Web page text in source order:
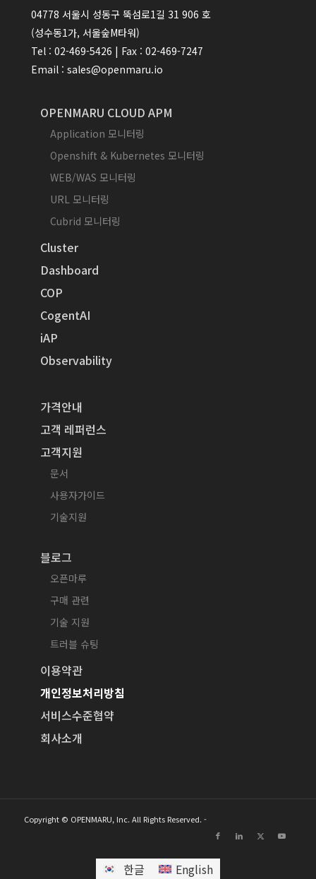
04778 서울시 성동구 뚝섬로1길 31 906 호
(성수동1가, 서울숲M타워)
Tel : 02-469-5426 | Fax : 02-469-7247
Email : sales@openmaru.io
OPENMARU CLOUD APM
Application 모니터링
Openshift & Kubernetes 모니터링
WEB/WAS 모니터링
URL 모니터링
Cubrid 모니터링
Cluster
Dashboard
COP
CogentAI
iAP
Observability
가격안내
고객 레퍼런스
고객지원
문서
사용자가이드
기술지원
블로그
오픈마루
구매 관련
기술 지원
트러블 슈팅
이용약관
개인정보처리방침
서비스수준협약
회사소개
Copyright © OPENMARU, Inc. All Rights Reserved. -
한글 English